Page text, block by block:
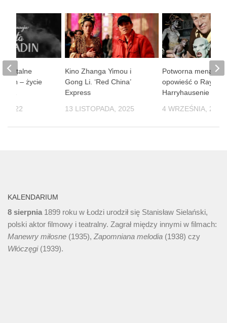
Kino Zhanga Yimou i
Gong Li. ‘Red China’
Express
13 LISTOPADA, 2025
Potworna
opowieść o Rayu
Harryhausenie
4 WRZEŚNIA, 2024
– życie
2022
KALENDARIUM
8 sierpnia 1899 roku w Łodzi urodził się Stanisław Sielański,
polski aktor filmowy i teatralny. Zagrał między innymi w filmach:
Manewry miłosne (1935), Zapomniana melodia (1938) czy
Włóczęgi(1939).